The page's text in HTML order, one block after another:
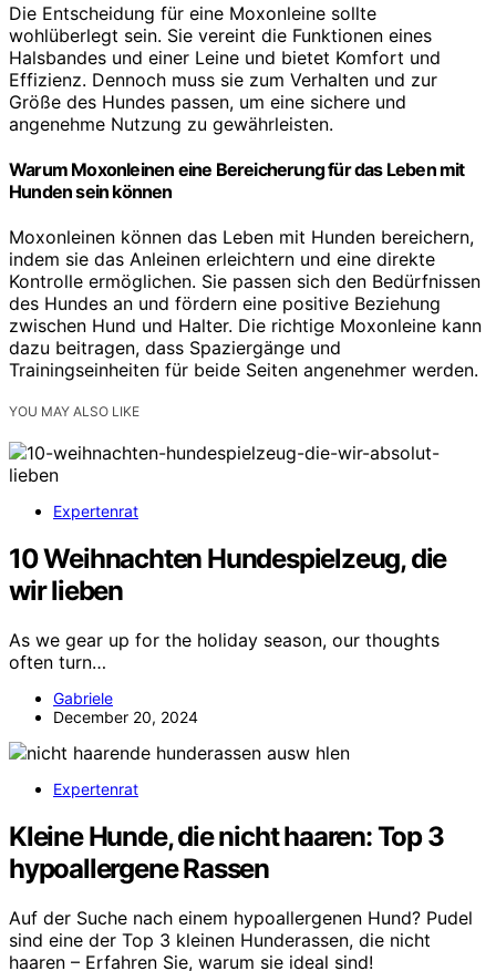
Die Entscheidung für eine Moxonleine sollte
wohlüberlegt sein. Sie vereint die Funktionen eines
Halsbandes und einer Leine und bietet Komfort und
Effizienz. Dennoch muss sie zum Verhalten und zur
Größe des Hundes passen, um eine sichere und
angenehme Nutzung zu gewährleisten.
Warum Moxonleinen eine Bereicherung für das Leben mit
Hunden sein können
Moxonleinen können das Leben mit Hunden bereichern,
indem sie das Anleinen erleichtern und eine direkte
Kontrolle ermöglichen. Sie passen sich den Bedürfnissen
des Hundes an und fördern eine positive Beziehung
zwischen Hund und Halter. Die richtige Moxonleine kann
dazu beitragen, dass Spaziergänge und
Trainingseinheiten für beide Seiten angenehmer werden.
YOU MAY ALSO LIKE
Expertenrat
10 Weihnachten Hundespielzeug, die
wir lieben
As we gear up for the holiday season, our thoughts
often turn…
Gabriele
December 20, 2024
Expertenrat
Kleine Hunde, die nicht haaren: Top 3
hypoallergene Rassen
Auf der Suche nach einem hypoallergenen Hund? Pudel
sind eine der Top 3 kleinen Hunderassen, die nicht
haaren – Erfahren Sie, warum sie ideal sind!